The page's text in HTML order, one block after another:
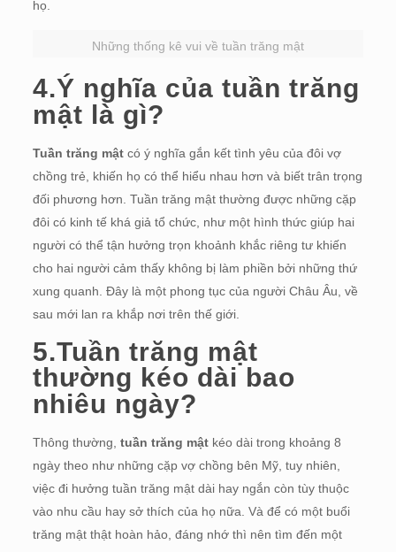
họ.
Những thống kê vui về tuần trăng mật
4.Ý nghĩa của tuần trăng
mật là gì?
Tuần trăng mậtcó ý nghĩa gắn kết tình yêu của đôi vợ
chồng trẻ, khiến họ có thể hiểu nhau hơn và biết trân trọng
đối phương hơn. Tuần trăng mật thường được những cặp
đôi có kinh tế khá giả tổ chức, như một hình thức giúp hai
người có thể tận hưởng trọn khoảnh khắc riêng tư khiến
cho hai người cảm thấy không bị làm phiền bởi những thứ
xung quanh. Đây là một phong tục của người Châu Âu, về
sau mới lan ra khắp nơi trên thế giới.
5.Tuần trăng mật
thường kéo dài bao
nhiêu ngày?
Thông thường, tuần trăng mậtkéo dài trong khoảng 8
ngày theo như những cặp vợ chồng bên Mỹ, tuy nhiên,
việc đi hưởng tuần trăng mật dài hay ngắn còn tùy thuộc
vào nhu cầu hay sở thích của họ nữa. Và để có một buổi
trăng mật thật hoàn hảo, đáng nhớ thì nên tìm đến một